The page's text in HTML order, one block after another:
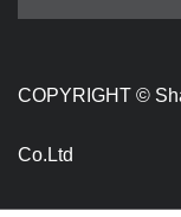
COPYRIGHT ©
Co.Ltd